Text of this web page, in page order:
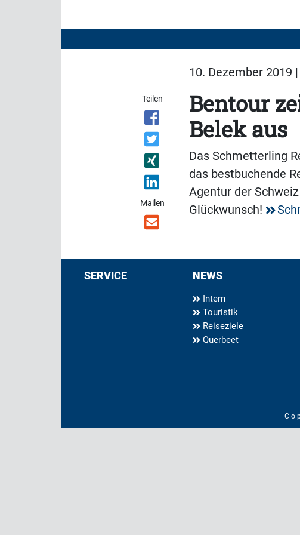
10. Dezember 2019
Teilen
Mailen
Bentour
Belek aus
Das Schmetterling
das bestbuchende
Agentur der
Glückwunsch!
SERVICE NEWS
Intern
Touristik
Reiseziele
Querbeet